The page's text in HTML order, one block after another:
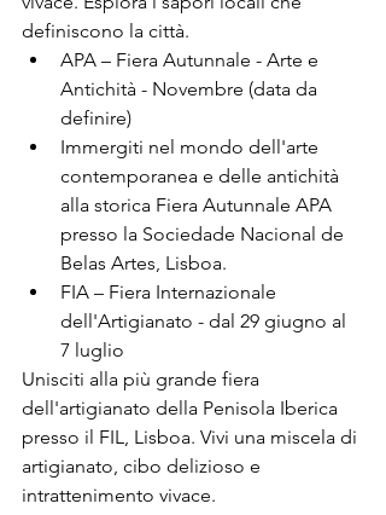
definiscono la città.
APA – Fiera Autunnale - Arte e
Antichità - Novembre (data da
definire)
Immergiti nel mondo dell'arte
contemporanea e delle antichità
alla storica Fiera Autunnale APA
presso la Sociedade Nacional de
Belas Artes, Lisboa.
FIA – Fiera Internazionale
dell'Artigianato - dal 29 giugno al
7 luglio
Unisciti alla più grande fiera
dell'artigianato della Penisola Iberica
presso il FIL, Lisboa. Vivi una miscela di
artigianato, cibo delizioso e
intrattenimento vivace.